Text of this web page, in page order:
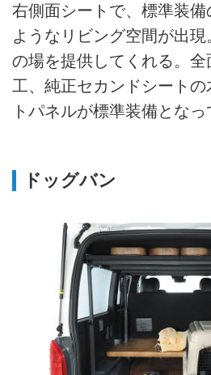
右側面シートで、標準装
ようなリビング空間が出
の場を提供してくれる。
工、純正セカンドシートの
トパネルが標準装備となっ
ドッグバン